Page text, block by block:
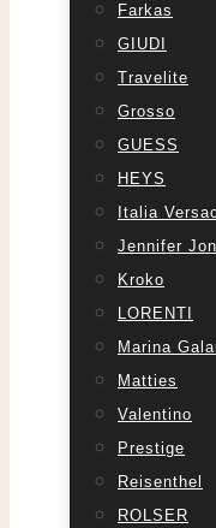
Farkas
GIUDI
Travelite
Grosso
GUESS
HEYS
Italia
Jennifer
Kroko
LORENTI
Marina
Matties
Valentino
Prestige
Reisenthel
ROLSER